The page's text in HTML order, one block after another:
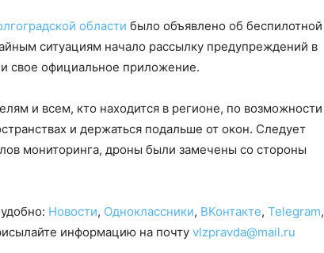
области было объявлено об беспилотной
ситуациям начало рассылку предупреждений в
свое официальное приложение.
и всем, кто находится в регионе, по возможности
и держаться подальше от окон. Следует
мониторинга, дроны были замечены со стороны
Новости, Одноклассники, ВКонтакте, Telegram,
информацию на почту vlzpravda@mail.ru